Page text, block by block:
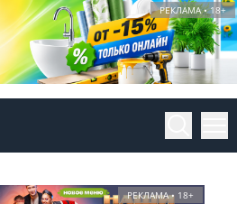
РЕКЛАМА • 18+
РЕКЛАМА • 18+